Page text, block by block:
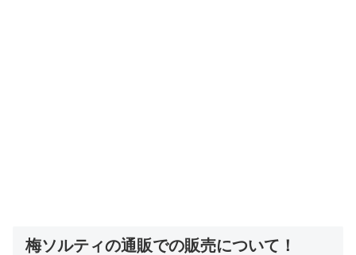
梅ソルティの通販での販売について！